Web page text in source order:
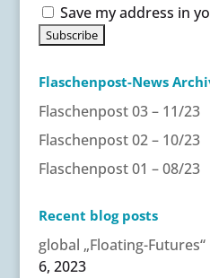
Save my address in
Flaschenpost-News
Flaschenpost 03 – 11/23
Flaschenpost 02 – 10/23
Flaschenpost 01 – 08/23
Recent blog posts
global „Floating-
6, 2023